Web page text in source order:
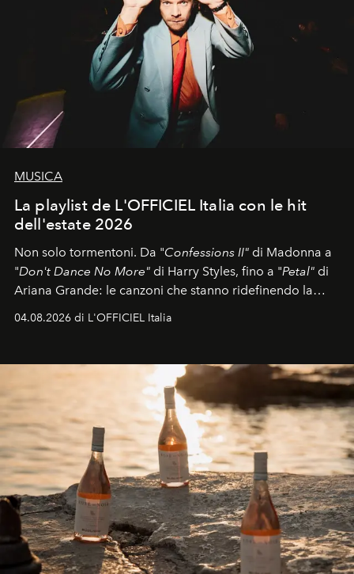
MUSICA
La playlist de L'OFFICIEL Italia con le hit
dell'estate 2026
Non solo tormentoni. Da "Confessions II" di Madonna a
"Don't Dance No More" di Harry Styles, fino a "Petal" di
Ariana Grande: le canzoni che stanno ridefinendo la
colonna sonora della stagione.
04.08.2026 di L'OFFICIEL Italia